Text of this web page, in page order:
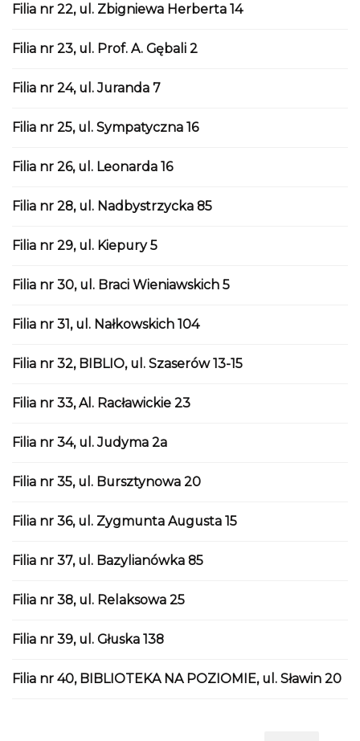
Filia nr 22, ul. Zbigniewa Herberta 14
Filia nr 23, ul. Prof. A. Gębali 2
Filia nr 24, ul. Juranda 7
Filia nr 25, ul. Sympatyczna 16
Filia nr 26, ul. Leonarda 16
Filia nr 28, ul. Nadbystrzycka 85
Filia nr 29, ul. Kiepury 5
Filia nr 30, ul. Braci Wieniawskich 5
Filia nr 31, ul. Nałkowskich 104
Filia nr 32, BIBLIO, ul. Szaserów 13-15
Filia nr 33, Al. Racławickie 23
Filia nr 34, ul. Judyma 2a
Filia nr 35, ul. Bursztynowa 20
Filia nr 36, ul. Zygmunta Augusta 15
Filia nr 37, ul. Bazylianówka 85
Filia nr 38, ul. Relaksowa 25
Filia nr 39, ul. Głuska 138
Filia nr 40, BIBLIOTEKA NA POZIOMIE, ul. Sławin 20